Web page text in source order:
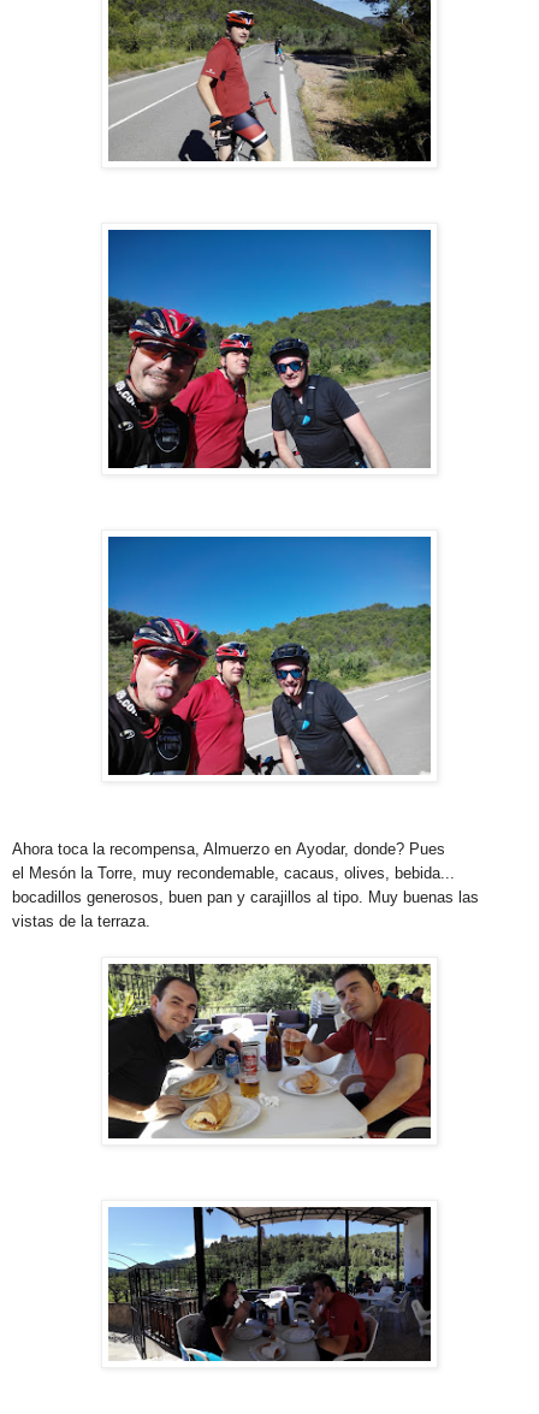
Ahora toca la recompensa, Almuerzo en Ayodar, donde? Pues
el Mesón la Torre, muy recondemable, cacaus, olives, bebida...
bocadillos generosos, buen pan y carajillos al tipo. Muy buenas las
vistas de la terraza.